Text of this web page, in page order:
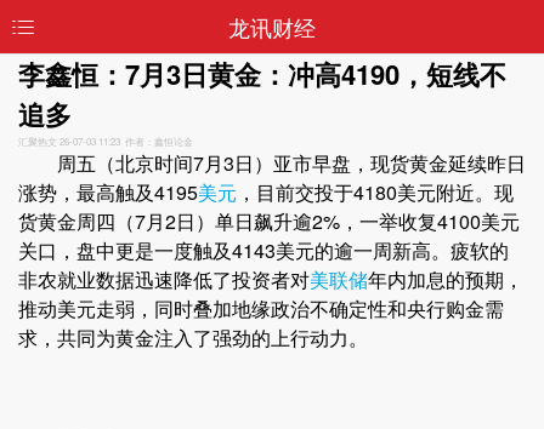
龙讯财经
李鑫恒：7月3日黄金：冲高4190，短线不
追多
汇聚热文 26-07-03 11:23 作者：鑫恒论金
周五（北京时间7月3日）亚市早盘，现货黄金延续昨日
涨势，最高触及4195美元 ，目前交投于4180美元附近。现
货黄金周四（7月2日）单日飙升逾2%，一举收复4100美元
关口，盘中更是一度触及4143美元的逾一周新高。疲软的
非农就业数据迅速降低了投资者对美联储年内加息的预期，
推动美元走弱，同时叠加地缘政治不确定性和央行购金需
求，共同为黄金注入了强劲的上行动力。